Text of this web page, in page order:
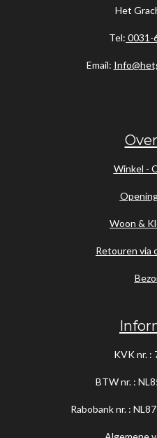
Het
Tel: 0031-
Email:
Winkel -
Woon &
Retouren via
KVK nr. :
BTW nr. :
Rabobank nr. :